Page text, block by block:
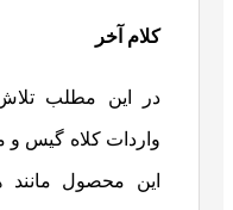
کلام آخر
در این مطلب
واردات کلاه گیس و
این محصول مانند